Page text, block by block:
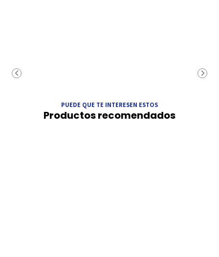
PUEDE QUE TE INTERESEN ESTOS
Productos recomendados